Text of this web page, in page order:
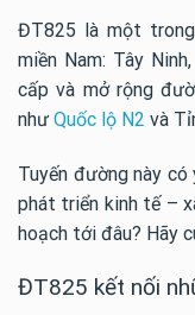
ĐT825 là một
miền Nam: Tây
cấp và mở rộng
như Quốc lộ N2 và
Tuyến đường này
phát triển kinh tế –
hoạch tới đâu? Hãy
ĐT825 kết nối